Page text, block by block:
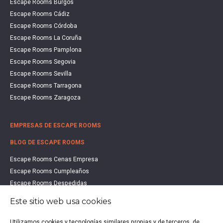
Escape Rooms Burgos
Escape Rooms Cádiz
Escape Rooms Córdoba
Escape Rooms La Coruña
Escape Rooms Pamplona
Escape Rooms Segovia
Escape Rooms Sevilla
Escape Rooms Tarragona
Escape Rooms Zaragoza
EMPRESAS DE ESCAPE ROOMS
BLOG DE ESCAPE ROOMS
Escape Rooms Cenas Empresa
Escape Rooms Cumpleaños
Escape Rooms Despedidas
Escape Rooms Familias
Escape Rooms Halloween
Este sitio web usa cookies